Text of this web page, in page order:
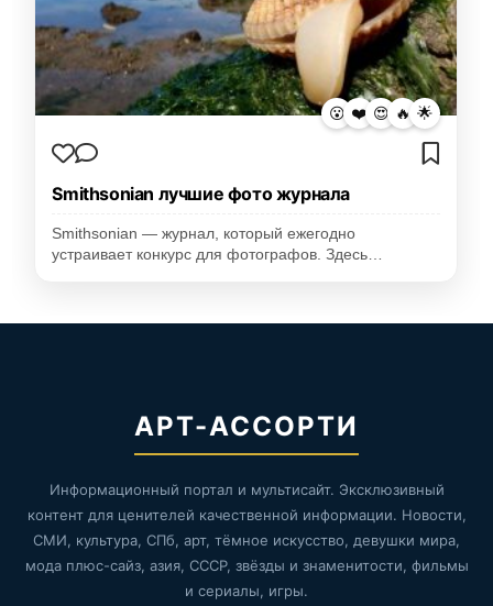
😮 ❤️ 😍 🔥 🌟
Smithsonian лучшие фото журнала
Smithsonian — журнал, который ежегодно
устраивает конкурс для фотографов. Здесь…
АРТ-АССОРТИ
Информационный портал и мультисайт. Эксклюзивный
контент для ценителей качественной информации. Новости,
СМИ, культура, СПб, арт, тёмное искусство, девушки мира,
мода плюс-сайз, азия, СССР, звёзды и знаменитости, фильмы
и сериалы, игры.